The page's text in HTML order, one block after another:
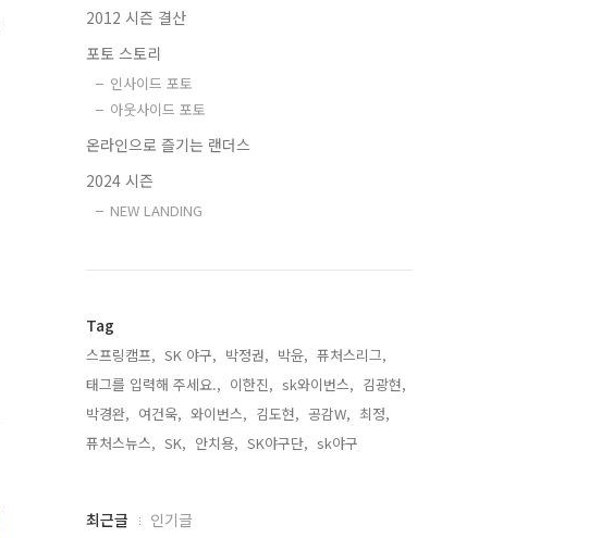
2012 시즌 결산
포토 스토리
인사이드 포토
아웃사이드 포토
온라인으로 즐기는 랜더스
2024 시즌
NEW LANDING
Tag
스프링캠프, SK 야구, 박정권, 박윤, 퓨처스리그,
태그를 입력해 주세요., 이한진, sk와이번스, 김광현,
박경완, 여건욱, 와이번스, 김도현, 공감W, 최정,
퓨처스뉴스, SK, 안치용, SK야구단, sk야구,
최
최근글 인기글